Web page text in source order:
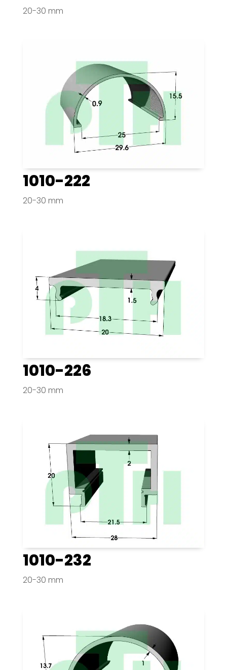
20-30 mm
1010-222
20-30 mm
1010-226
20-30 mm
1010-232
20-30 mm